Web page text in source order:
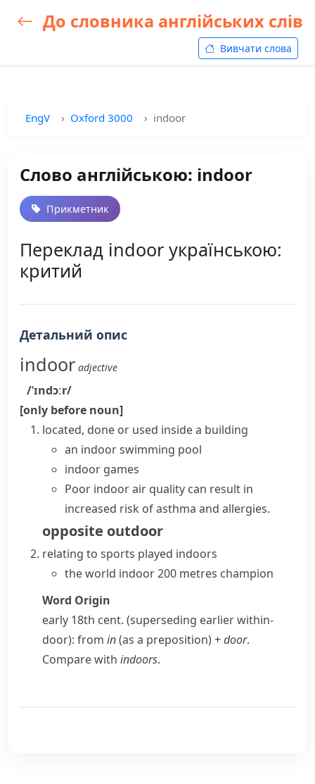
До словника англійських слів
Вивчати слова
EngV Oxford 3000 indoor
Слово англійською: indoor
Прикметник
Переклад indoor українською:
критий
Детальний опис
indoor adjective
/ˈɪndɔːr/
[only before noun]
located, done or used inside a building
an indoor swimming pool
indoor games
Poor indoor air quality can result in
increased risk of asthma and allergies.
opposite outdoor
relating to sports played indoors
the world indoor 200 metres champion
Word Origin
early 18th cent. (superseding earlierwithin-
door): from in(as a preposition) +door.
Compare with indoors.